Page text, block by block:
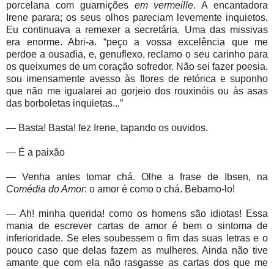
porcelana com guarnições em vermeille. A encantadora
Irene parara; os seus olhos pareciam levemente inquietos.
Eu continuava a remexer a secretária. Uma das missivas
era enorme. Abri-a. “peço a vossa excelência que me
perdoe a ousadia, e, genuflexo, reclamo o seu carinho para
os queixumes de um coração sofredor. Não sei fazer poesia,
sou imensamente avesso às flores de retórica e suponho
que não me igualarei ao gorjeio dos rouxinóis ou às asas
das borboletas inquietas...”
— Basta! Basta! fez Irene, tapando os ouvidos.
— É a paixão
— Venha antes tomar chá. Olhe a frase de Ibsen, na
Comédia do Amor: o amor é como o chá. Bebamo-lo!
— Ah! minha querida! como os homens são idiotas! Essa
mania de escrever cartas de amor é bem o sintoma de
inferioridade. Se eles soubessem o fim das suas letras e o
pouco caso que delas fazem as mulheres. Ainda não tive
amante que com ela não rasgasse as cartas dos que me